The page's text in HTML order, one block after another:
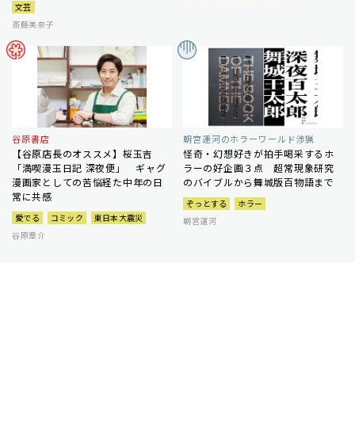
文芸
斎藤美奈子
谷原書店
【谷原店長のオススメ】桜玉吉
「満喫漫玉日記 深夜便」 ギャグ
漫画家としての苦悩経た中年の日
常に共感
愛でる コミック
東日本大震災
谷原章介
朝宮運河のホラーワールド渉猟
怪奇・幻想好きが拍手喝采するホ
ラーの好企画３点 超常現象研究
のバイブルから舞城版百物語まで
ぞっとする
ホラー
朝宮運河